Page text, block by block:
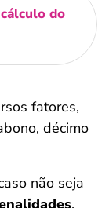
do
fatores,
décimo
não seja
.